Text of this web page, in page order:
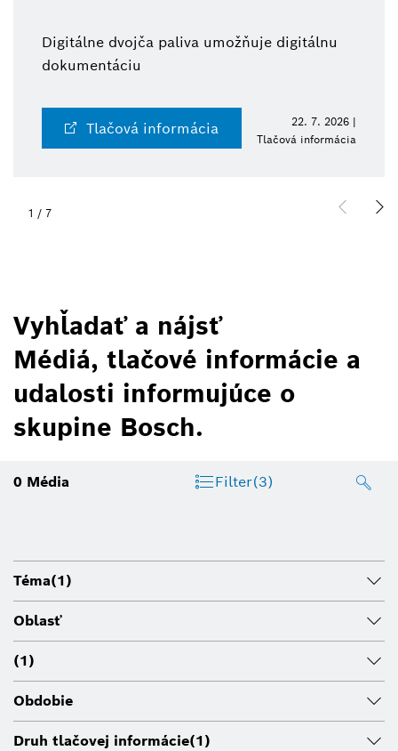
Digitálne dvojča paliva umožňuje digitálnu
dokumentáciu
Tlačová informácia
22. 7. 2026 |
Tlačová informácia
1 / 7
Vyhľadať a nájsť
Médiá, tlačové informácie a
udalosti informujúce o
skupine Bosch.
0 Média Filter(3)
Téma(1)
Oblasť
(1)
Obdobie
Druh tlačovej informácie(1)